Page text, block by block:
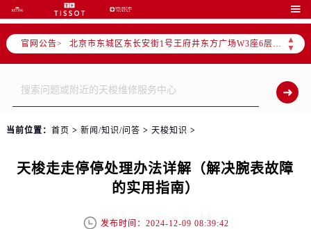

官网公告>
▲
▼
北京市朝阳区建国门外大街甲6号华熙国际中心D座11层1102室售后服务中心（需提前预约）
北京市东城区东长安街1号王府井东方广场W3座6层602室售后服务中心（需提前预约）
节假日正常营业！
当前位置： 首页 > 新闻/知识/问答 > 天梭知识 >
天梭走走停停处理办法详解（解决腕表故障
的实用指南）
发布时间：2024-12-09 08:39:42